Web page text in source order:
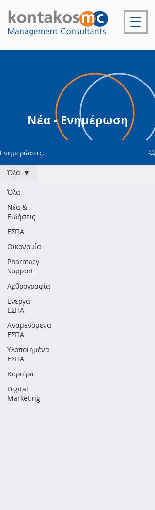
Νέα - Ενημέρωση
Ενημερώσεις.
Όλα
Νέα &
Ειδήσεις
ΕΣΠΑ
Οικονομία
Pharmacy
Support
Αρθρογραφία
Ενεργά
ΕΣΠΑ
Αναμενόμενα
ΕΣΠΑ
Υλοποιημένα
ΕΣΠΑ
Καριέρα
Digital
Marketing
Όλα